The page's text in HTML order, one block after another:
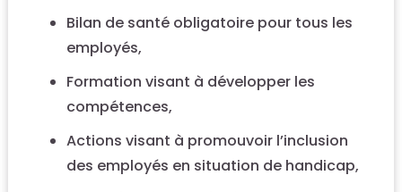
Bilan de santé obligatoire pour tous les
employés,
Formation visant à développer les
compétences,
Actions visant à promouvoir l’inclusion
des employés en situation de handicap,